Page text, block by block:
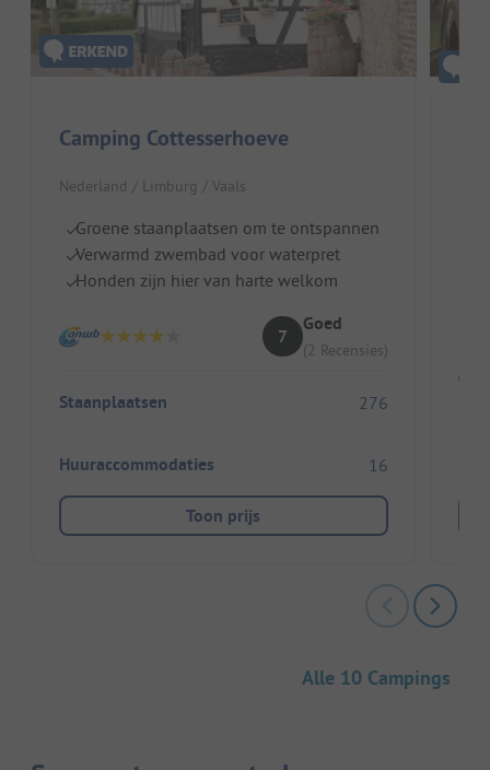
Camping Cottesserhoeve
Nederland / Limburg / Vaals
Groene staanplaatsen om te ontspannen
Verwarmd zwembad voor waterpret
Honden zijn hier van harte welkom
7
Goed
(2 Recensies)
Staanplaatsen 276
Huuraccommodaties 16
Toon prijs
Alle 10 Campings